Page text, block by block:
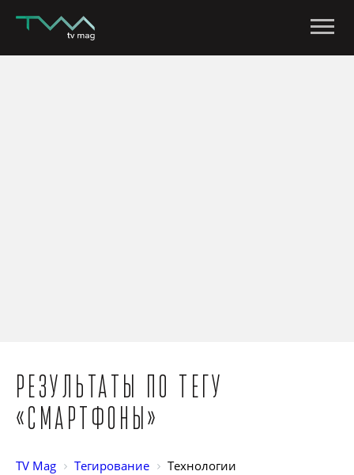
Результаты по тегу
«Смартфоны»
TV Mag Тегирование Технологии